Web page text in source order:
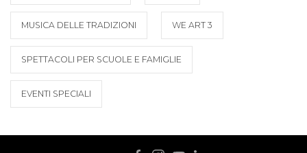
MUSICA DELLE TRADIZIONI WE ART 3
SPETTACOLI PER SCUOLE E FAMIGLIE
EVENTI SPECIALI